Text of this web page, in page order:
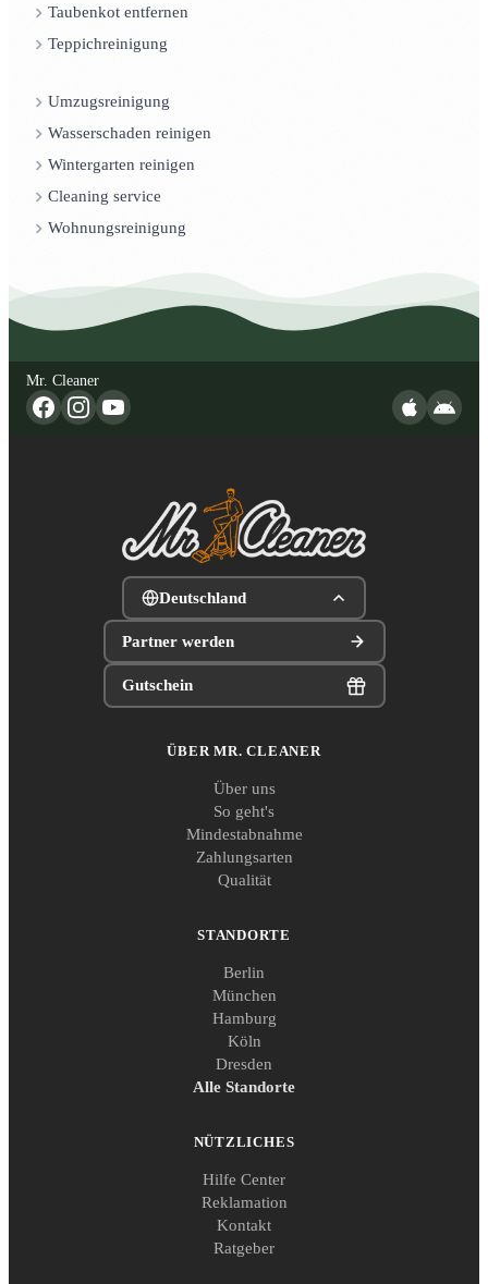
Taubenkot entfernen
Teppichreinigung
Umzugsreinigung
Wasserschaden reinigen
Wintergarten reinigen
Cleaning service
Wohnungsreinigung
Mr. Cleaner
Deutschland
Partner werden
Gutschein
ÜBER MR. CLEANER
Über uns
So geht's
Mindestabnahme
Zahlungsarten
Qualität
STANDORTE
Berlin
München
Hamburg
Köln
Dresden
Alle Standorte
NÜTZLICHES
Hilfe Center
Reklamation
Kontakt
Ratgeber